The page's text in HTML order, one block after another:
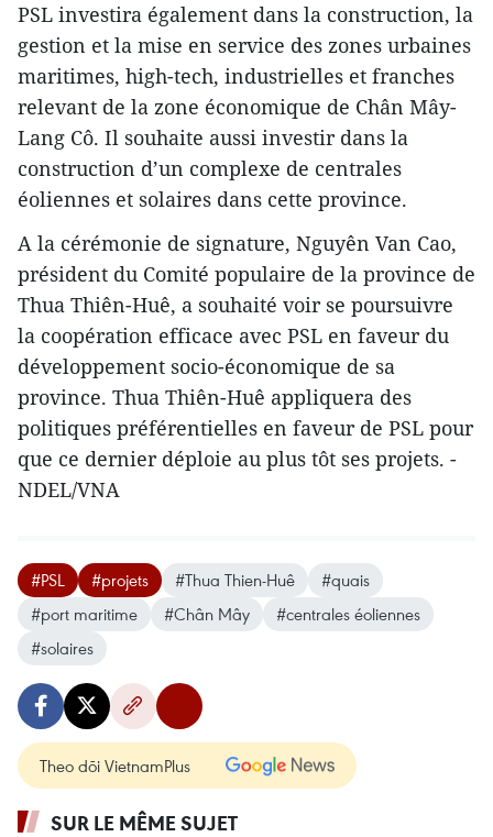
PSL investira également dans la construction, la
gestion et la mise en service des zones urbaines
maritimes, high-tech, industrielles et franches
relevant de la zone économique de Chân Mây-
Lang Cô. Il souhaite aussi investir dans la
construction d’un complexe de centrales
éoliennes et solaires dans cette province.
A la cérémonie de signature, Nguyên Van Cao,
président du Comité populaire de la province de
Thua Thiên-Huê, a souhaité voir se poursuivre
la coopération efficace avec PSL en faveur du
développement socio-économique de sa
province. Thua Thiên-Huê appliquera des
politiques préférentielles en faveur de PSL pour
que ce dernier déploie au plus tôt ses projets. -
NDEL/VNA
#PSL #projets #Thua Thien-Huê
#quais
#port maritime
#Chân Mây
#centrales éoliennes
#solaires
Theo dõi VietnamPlus
SUR LE MÊME SUJET